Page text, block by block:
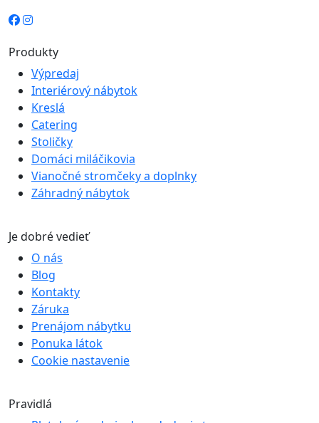
Produkty
Výpredaj
Interiérový nábytok
Kreslá
Catering
Stoličky
Domáci miláčikovia
Vianočné stromčeky a doplnky
Záhradný nábytok
Je dobré vedieť
O nás
Blog
Kontakty
Záruka
Prenájom nábytku
Ponuka látok
Cookie nastavenie
Pravidlá